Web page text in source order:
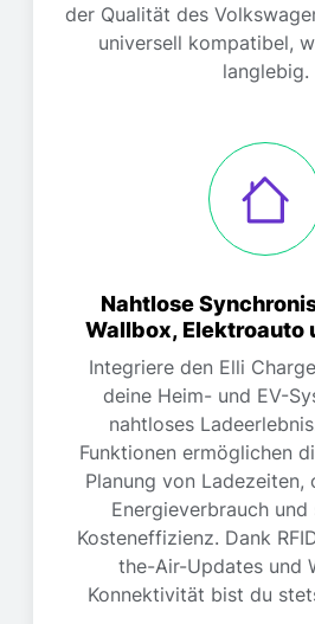
der Qualität des
universell kompatibel,
langlebig.
Nahtlose
Wallbox, Elektroauto
Integriere den Elli
deine Heim- und EV-
nahtloses
Funktionen ermöglichen
Planung von Ladezeiten,
Energieverbrauch
Kosteneffizienz. Dank
the-Air-Updates und
Konnektivität bist du